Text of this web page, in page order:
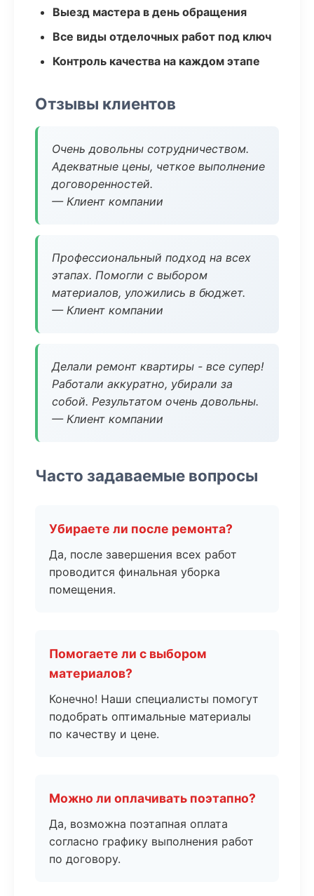
Выезд мастера в день обращения
Все виды отделочных работ под ключ
Контроль качества на каждом этапе
Отзывы клиентов
Очень довольны сотрудничеством.
Адекватные цены, четкое выполнение
договоренностей.
— Клиент компании
Профессиональный подход на всех
этапах. Помогли с выбором
материалов, уложились в бюджет.
— Клиент компании
Делали ремонт квартиры - все супер!
Работали аккуратно, убирали за
собой. Результатом очень довольны.
— Клиент компании
Часто задаваемые вопросы
Убираете ли после ремонта?
Да, после завершения всех работ
проводится финальная уборка
помещения.
Помогаете ли с выбором
материалов?
Конечно! Наши специалисты помогут
подобрать оптимальные материалы
по качеству и цене.
Можно ли оплачивать поэтапно?
Да, возможна поэтапная оплата
согласно графику выполнения работ
по договору.